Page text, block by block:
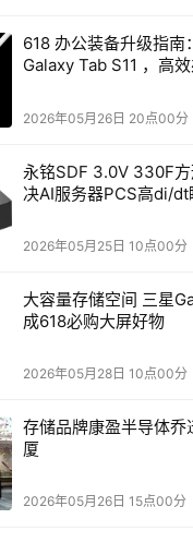
618 办公装备升级指南
Galaxy Tab S11 ，高
2026年05月26日 20点00分
永铭SDF 3.0V 330F
决AI服务器PCS高di/
2026年05月25日 10点00分
大容量存储空间 三星
成618必购大屏好物
2026年05月28日 10点00分
存储品牌康盈半导体乔
厦
2026年05月26日 15点00分